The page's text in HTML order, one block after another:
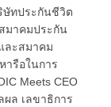
ษัทประกันชีวิต
มาคมประกัน
ละสมาคม
ารือในการ
Meets CEO
ล เลขาธิการ